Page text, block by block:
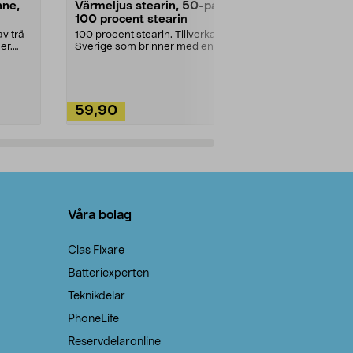
trä
Värmeljus stearin, 50-pack,
100 procent stearin
100 procent stearin. Tillverkade i
Sverige som brinner med en
59,90
Våra bolag
Clas Fixare
Batteriexperten
Teknikdelar
PhoneLife
Reservdelaronline